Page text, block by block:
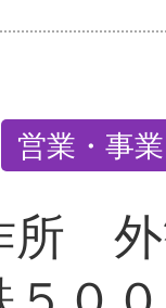
営業・事
所